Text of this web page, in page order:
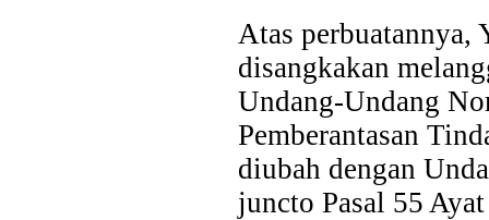
Atas perbuatannya,
disangkakan
Undang-Undang
Pemberantasan
diubah dengan
juncto Pasal 55